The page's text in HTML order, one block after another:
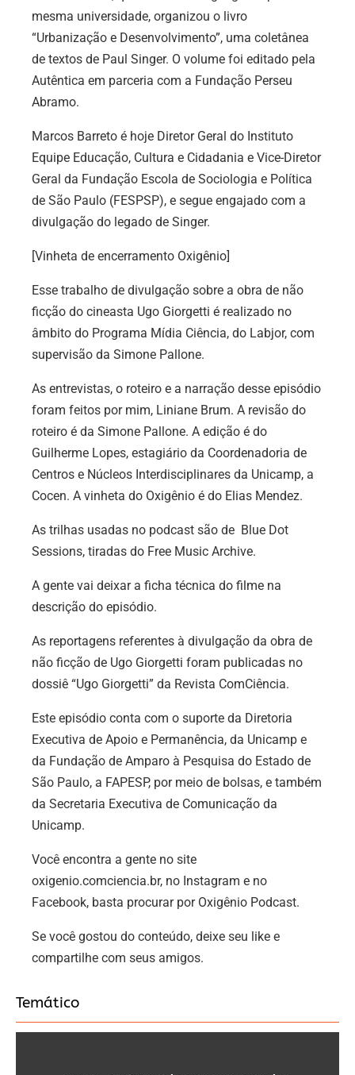
mesma universidade, organizou o livro
“Urbanização e Desenvolvimento”, uma coletânea
de textos de Paul Singer. O volume foi editado pela
Autêntica em parceria com a Fundação Perseu
Abramo.
Marcos Barreto é hoje Diretor Geral do Instituto
Equipe Educação, Cultura e Cidadania e Vice-Diretor
Geral da Fundação Escola de Sociologia e Política
de São Paulo (FESPSP), e segue engajado com a
divulgação do legado de Singer.
[Vinheta de encerramento Oxigênio]
Esse trabalho de divulgação sobre a obra de não
ficção do cineasta Ugo Giorgetti é realizado no
âmbito do Programa Mídia Ciência, do Labjor, com
supervisão da Simone Pallone.
As entrevistas, o roteiro e a narração desse episódio
foram feitos por mim, Liniane Brum. A revisão do
roteiro é da Simone Pallone. A edição é do
Guilherme Lopes, estagiário da Coordenadoria de
Centros e Núcleos Interdisciplinares da Unicamp, a
Cocen. A vinheta do Oxigênio é do Elias Mendez.
As trilhas usadas no podcast são de Blue Dot
Sessions, tiradas do Free Music Archive.
A gente vai deixar a ficha técnica do filme na
descrição do episódio.
As reportagens referentes à divulgação da obra de
não ficção de Ugo Giorgetti foram publicadas no
dossiê “Ugo Giorgetti” da Revista ComCiência.
Este episódio conta com o suporte da Diretoria
Executiva de Apoio e Permanência, da Unicamp e
da Fundação de Amparo à Pesquisa do Estado de
São Paulo, a FAPESP, por meio de bolsas, e também
da Secretaria Executiva de Comunicação da
Unicamp.
Você encontra a gente no site
oxigenio.comciencia.br, no Instagram e no
Facebook, basta procurar por Oxigênio Podcast.
Se você gostou do conteúdo, deixe seu like e
compartilhe com seus amigos.
Temático